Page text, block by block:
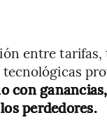
entre
con
perdedores.